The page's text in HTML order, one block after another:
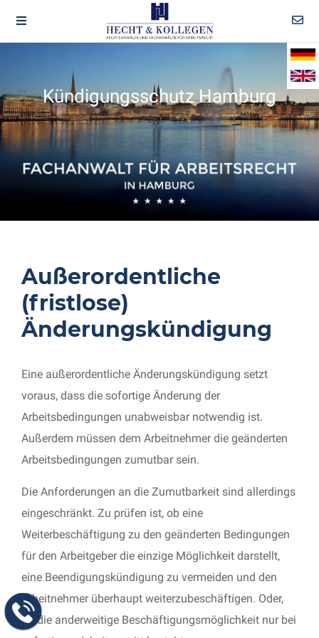
Kündigungsschutz Hamburg
Außerordentliche
(fristlose)
Änderungskündigung
Eine außerordentliche Änderungskündigung setzt
voraus, dass die sofortige Änderung der
Arbeitsbedingungen unabweisbar notwendig ist.
Außerdem müssen dem Arbeitnehmer die geänderten
Arbeitsbedingungen zumutbar sein.
Die Anforderungen an die Zumutbarkeit sind allerdings
eingeschränkt. Zu prüfen ist, ob eine
Weiterbeschäftigung zu den geänderten Bedingungen
für den Arbeitgeber die einzige Möglichkeit darstellt,
eine Beendigungskündigung zu vermeiden und den
Arbeitnehmer überhaupt weiterzubeschäftigen. Oder,
ob die anderweitige Beschäftigungsmöglichkeit nur bei